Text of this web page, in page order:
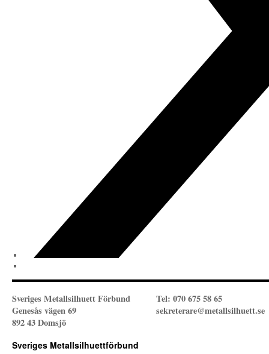
Sveriges Metallsilhuett Förbund
Genesås vägen 69
892 43 Domsjö
Tel: 070 675 58 65
sekreterare@metallsilhuett.se
Sveriges Metallsilhuettförbund